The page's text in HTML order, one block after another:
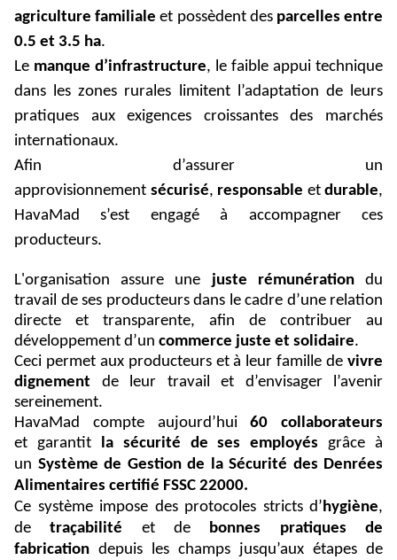
agriculture familiale et possèdent des parcelles entre
0.5 et 3.5 ha.
Le manque d’infrastructure, le faible appui technique
dans les zones rurales limitent l’adaptation de leurs
pratiques aux exigences croissantes des marchés
internationaux.
Afin d’assurer un
approvisionnement sécurisé, responsable et durable,
HavaMad s’est engagé à accompagner ces
producteurs.
L'organisation assure une juste rémunérationdu
travail de ses producteurs dans le cadre d’une relation
directe et transparente, afin de contribuer au
développement d’un commerce juste et solidaire.
Ceci permet aux producteurs et à leur famille de vivre
dignement de leur travail et d’envisager l’avenir
sereinement.
HavaMad compte aujourd’hui60 collaborateurs
et garantitla sécurité de ses employés grâce à
un Système de Gestion de la Sécurité des Denrées
Alimentaires certifié FSSC 22000.
Ce système impose des protocoles stricts d’hygiène,
detraçabilité et de bonnes pratiques de
fabrication depuis les champs jusqu’aux étapes de